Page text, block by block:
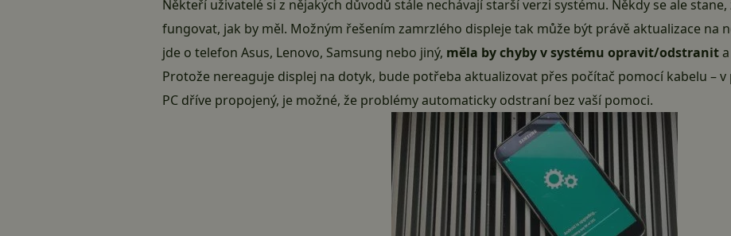
Někteří uživatelé si z nějakých důvodů stále nechávají starší verzi systému. Někdy se ale
fungovat, jak by měl. Možným řešením zamrzlého displeje tak může být právěaktualizace na
jde o telefon Asus, Lenovo, Samsung nebo jiný, měla by chyby v systému opravit/odstranit
Protože nereaguje displej na dotyk, bude potřeba aktualizovat přes počítač pomocí kabelu –
PC dříve propojený, je možné, že problémy automaticky odstraní bez vaší pomoci.